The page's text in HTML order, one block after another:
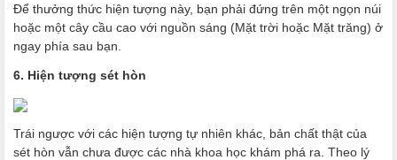
Để thưởng thức hiện tượng này, bạn phải đứng trên một ngọn núi
hoặc một cây cầu cao với nguồn sáng (Mặt trời hoặc Mặt trăng) ở
ngay phía sau bạn.
6. Hiện tượng sét hòn
Trái ngược với các hiện tượng tự nhiên khác, bản chất thật của
sét hòn vẫn chưa được các nhà khoa học khám phá ra. Theo lý